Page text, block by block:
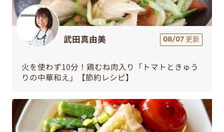
武田真由美 08/07 更新
火を使わず10分！鶏むね肉入り「トマトときゅう
りの中華和え」【節約レシピ】